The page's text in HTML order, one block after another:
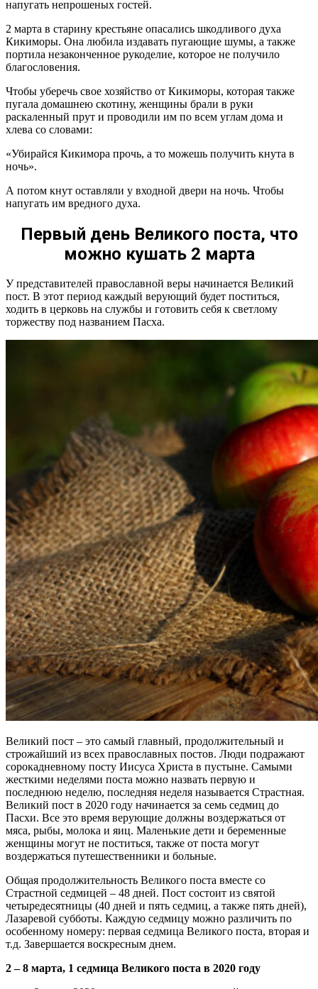
напугать непрошеных гостей.
2 марта в старину крестьяне опасались шкодливого духа
Кикиморы. Она любила издавать пугающие шумы, а также
портила незаконченное рукоделие, которое не получило
благословения.
Чтобы уберечь свое хозяйство от Кикиморы, которая также
пугала домашнею скотину, женщины брали в руки
раскаленный прут и проводили им по всем углам дома и
хлева со словами:
«Убирайся Кикимора прочь, а то можешь получить кнута в
ночь».
А потом кнут оставляли у входной двери на ночь. Чтобы
напугать им вредного духа.
Первый день Великого поста, что
можно кушать 2 марта
У представителей православной веры начинается Великий
пост. В этот период каждый верующий будет поститься,
ходить в церковь на службы и готовить себя к светлому
торжеству под названием Пасха.
Великий пост – это самый главный, продолжительный и
строжайший из всех православных постов. Люди подражают
сорокадневному посту Иисуса Христа в пустыне. Самыми
жесткими неделями поста можно назвать первую и
последнюю неделю, последняя неделя называется Страстная.
Великий пост в 2020 году начинается за семь седмиц до
Пасхи. Все это время верующие должны воздержаться от
мяса, рыбы, молока и яиц. Маленькие дети и беременные
женщины могут не поститься, также от поста могут
воздержаться путешественники и больные.
Общая продолжительность Великого поста вместе со
Страстной седмицей – 48 дней. Пост состоит из святой
четыредесятницы (40 дней и пять седмиц, а также пять дней),
Лазаревой субботы. Каждую седмицу можно различить по
особенному номеру: первая седмица Великого поста, вторая и
т.д. Завершается воскресным днем.
2 – 8 марта, 1 седмица Великого поста в 2020 году